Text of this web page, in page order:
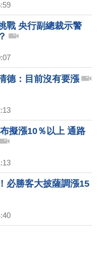
戰 央行副總裁示警
德：目前沒有要漲
擬漲10％以上 通路
必勝客大披薩調漲15